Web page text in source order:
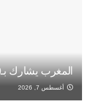
المغرب يشارك بـ120 رياضيا في دورة تارانتو 2026
أغسطس 7, 2026